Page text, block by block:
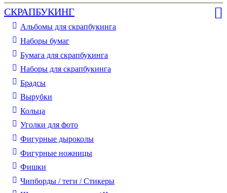
СКРАПБУКИНГ
Альбомы для скрапбукинга
Наборы бумаг
Бумага для скрапбукинга
Наборы для скрапбукинга
Брадсы
Вырубки
Кольца
Уголки для фото
Фигурные дыроколы
Фигурные ножницы
Фишки
Чипборды / теги / Стикеры